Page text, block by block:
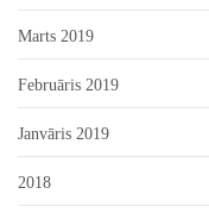
Marts 2019
Februāris 2019
Janvāris 2019
2018